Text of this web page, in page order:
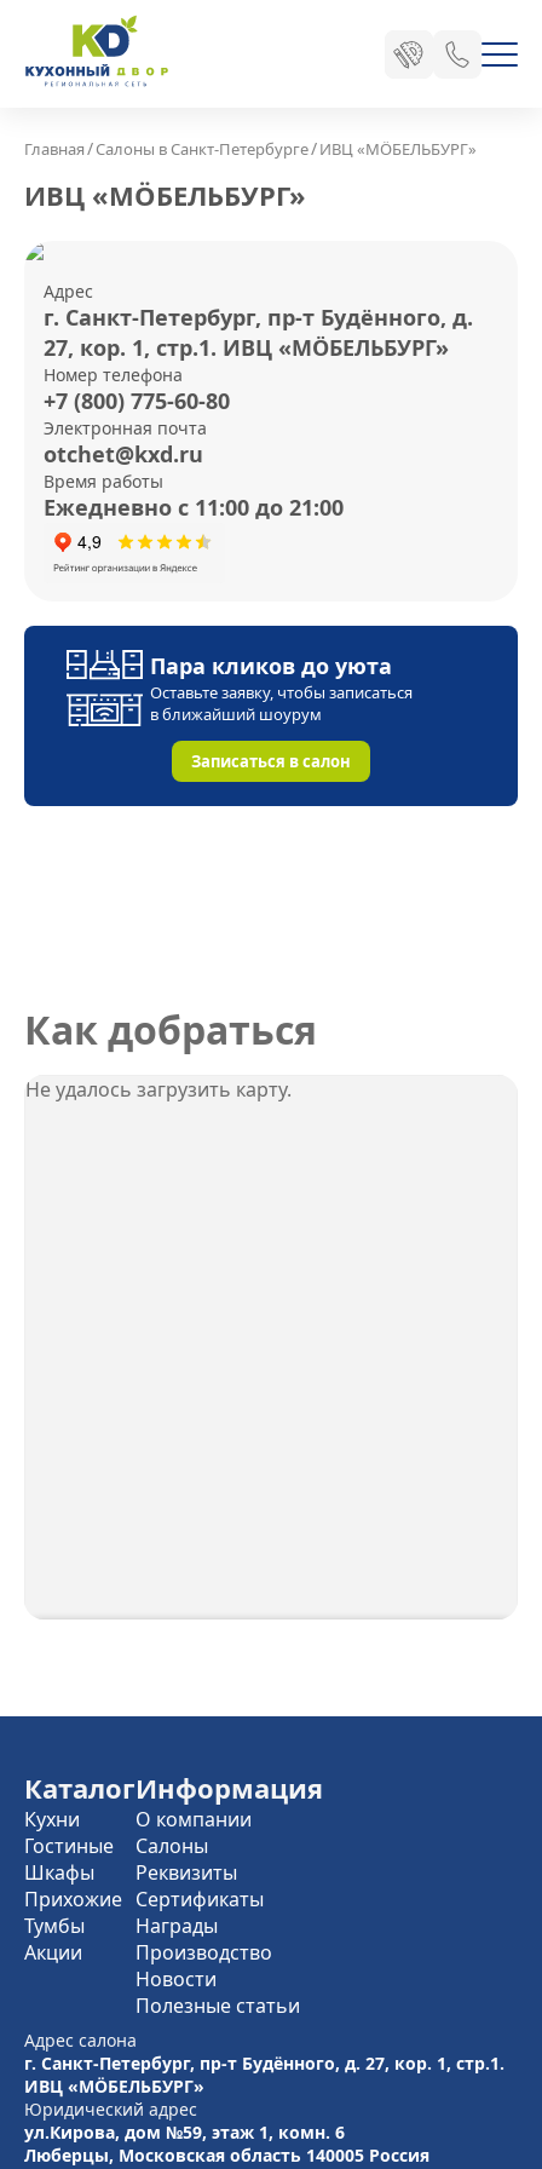
Главная/Салоны в Санкт-Петербурге/ИВЦ «МÖБЕЛЬБУРГ»
ИВЦ «МÖБЕЛЬБУРГ»
Адрес
г. Санкт-Петербург, пр-т Будённого, д.
27, кор. 1, стр.1. ИВЦ «МÖБЕЛЬБУРГ»
Номер телефона
+7 (800) 775-60-80
Электронная почта
otchet@kxd.ru
Время работы
Ежедневно с 11:00 до 21:00
Пара кликов до уюта
Оставьте заявку, чтобы записаться
в ближайшийшоурум
Записаться в салон
Как добраться
Не удалось загрузить карту.
ИВЦ «МÖБЕЛЬБУРГ»
Построить маршрут
Записаться в салон
Каталог
Кухни
Гостиные
Шкафы
Прихожие
Тумбы
Акции
Информация
О компании
Салоны
Реквизиты
Сертификаты
Награды
Производство
Новости
Полезные статьи
Адрес салона
г. Санкт-Петербург, пр-т Будённого, д. 27, кор. 1, стр.1.
ИВЦ «МÖБЕЛЬБУРГ»
Юридический адрес
ул.Кирова, дом №59, этаж 1, комн. 6
Люберцы, Московская область 140005 Россия